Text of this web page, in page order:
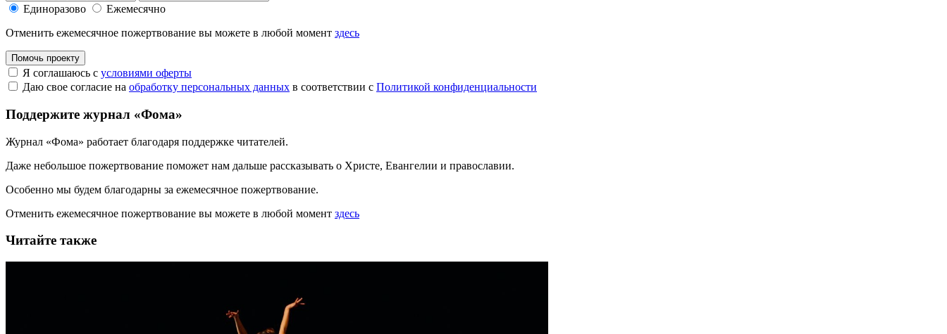
Единоразово
Ежемесячно
Отменить ежемесячное пожертвование вы можете в любой момент здесь
Помочь проекту
Я соглашаюсь с условиями оферты
Даю свое согласие на обработку персональных данных в соответствии с Политикой конфиденциальности
Поддержите журнал «Фома»
Журнал «Фома» работает благодаря поддержке читателей.
Даже небольшое пожертвование поможет нам дальше рассказывать о Христе, Евангелии и православии.
Особенно мы будем благодарны за ежемесячное пожертвование.
Отменить ежемесячное пожертвование вы можете в любой момент здесь
Читайте также